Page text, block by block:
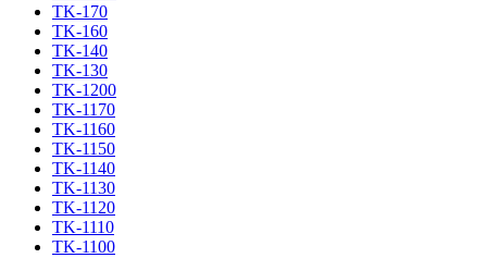
TK-170
TK-160
TK-140
TK-130
TK-1200
TK-1170
TK-1160
TK-1150
TK-1140
TK-1130
TK-1120
TK-1110
TK-1100